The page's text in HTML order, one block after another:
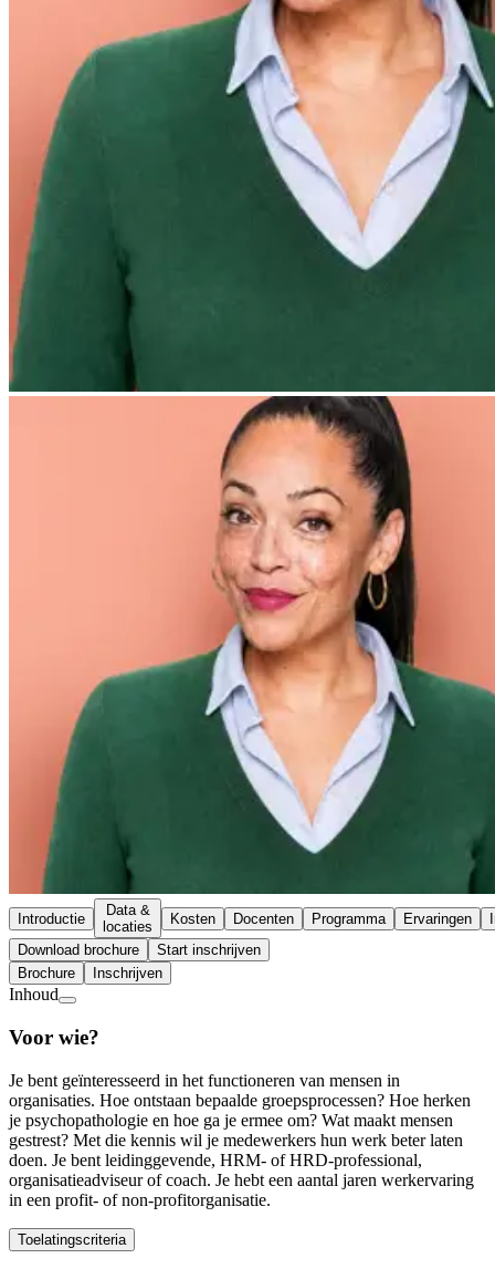
Introductie
Data &
locaties
Kosten Docenten Programma Ervaringen
Download brochure
Start inschrijven
Brochure
Inschrijven
Inhoud
Voor wie?
Je bent geïnteresseerd in het functioneren van mensen in
organisaties. Hoe ontstaan bepaalde groepsprocessen? Hoe herken
je psychopathologie en hoe ga je ermee om? Wat maakt mensen
gestrest? Met die kennis wil je medewerkers hun werk beter laten
doen. Je bent leidinggevende, HRM- of HRD-professional,
organisatieadviseur of coach. Je hebt een aantal jaren werkervaring
in een profit- of non-profitorganisatie.
Toelatingscriteria